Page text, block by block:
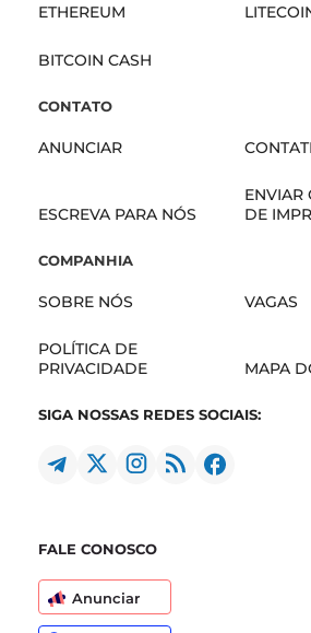
ETHEREUM
BITCOIN CASH
CONTATO
ANUNCIAR
ESCREVA PARA NÓS
ENVIAR
DE
COMPANHIA
SOBRE NÓS VAGAS
POLÍTICA DE
PRIVACIDADE
MAPA
SIGA NOSSAS REDES SOCIAIS:
FALE CONOSCO
Anunciar